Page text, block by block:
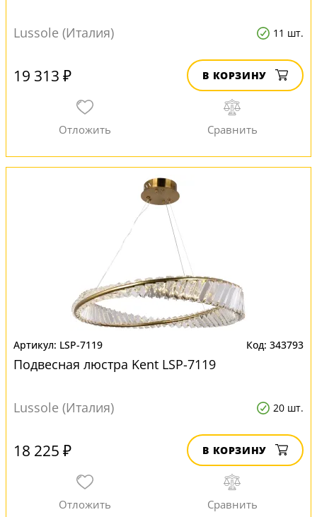
Lussole (Италия) 11 шт.
19 313 ₽ В КОРЗИНУ
LSP-7119 343793
Подвесная люстра Kent LSP-7119
Lussole (Италия) 20 шт.
18 225 ₽ В КОРЗИНУ